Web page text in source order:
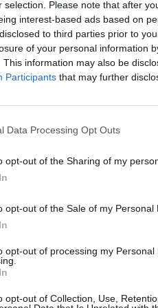
selection. Please note that after
interest-based ads based on
to third parties prior to
of your personal information
This information may also be
Participants that may further
Data Processing Opt Outs
opt-out of the Sharing of my
opt-out of the Sale of my Personal
opt-out of processing my Personal
opt-out of Collection, Use,
per il terzo posto
la sua «Only Girl (in the
popstar delle Barbados
con Eminem e la
Antini
Rudy
Trump,
americana